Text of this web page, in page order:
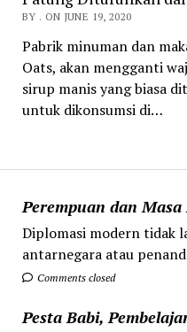
Perempuan dan
Diplomasi modern tidak
antarnegara atau
Comments closed
Pesta Babi,
BY . ON JUNE 19, 2020
Pabrik minuman dan
Oats, akan mengganti
sirup manis yang biasa
untuk dikonsumsi di…